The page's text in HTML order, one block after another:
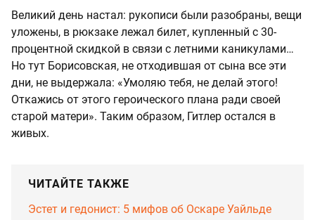
Великий день настал: рукописи были разобраны, вещи
уложены, в рюкзаке лежал билет, купленный с 30-
процентной скидкой в связи с летними каникулами…
Но тут Борисовская, не отходившая от сына все эти
дни, не выдержала: «Умоляю тебя, не делай этого!
Откажись от этого героического плана ради своей
старой матери». Таким образом, Гитлер остался в
живых.
ЧИТАЙТЕ ТАКЖЕ
Эстет и гедонист: 5 мифов об Оскаре Уайльде